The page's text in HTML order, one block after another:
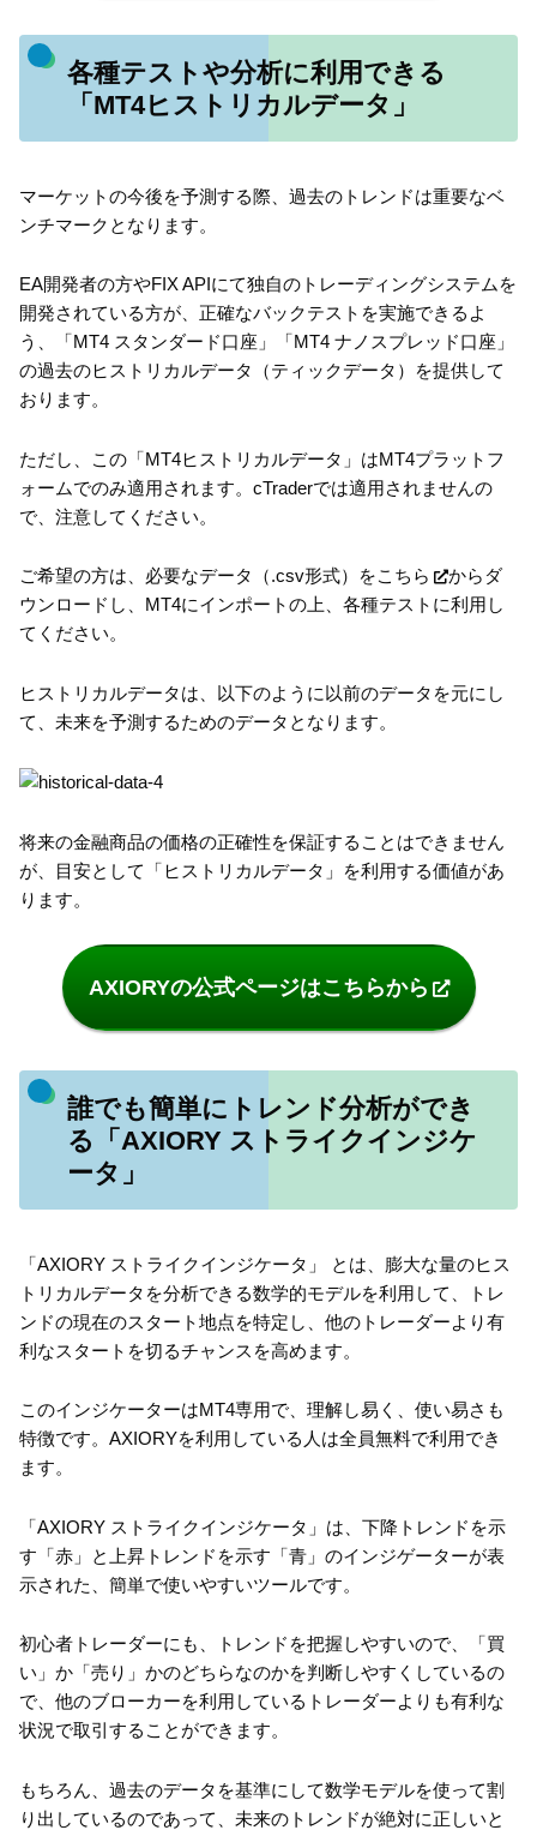
各種テストや分析に利用できる
「MT4ヒストリカルデータ」
マーケットの今後を予測する際、過去のトレンドは重要なベ
ンチマークとなります。
EA開発者の方やFIX APIにて独自のトレーディングシステムを
開発されている方が、正確なバックテストを実施できるよ
う、「MT4 スタンダード口座」「MT4 ナノスプレッド口座」
の過去のヒストリカルデータ（ティックデータ）を提供して
おります。
ただし、この「MT4ヒストリカルデータ」はMT4プラットフ
ォームでのみ適用されます。cTraderでは適用されませんの
で、注意してください。
ご希望の方は、必要なデータ（.csv形式）をこちら
からダ
ウンロードし、MT4にインポートの上、各種テストに利用し
てください。
ヒストリカルデータは、以下のように以前のデータを元にし
て、未来を予測するためのデータとなります。
将来の金融商品の価格の正確性を保証することはできません
が、目安として「ヒストリカルデータ」を利用する価値があ
ります。
AXIORYの公式ページはこちらから
誰でも簡単にトレンド分析ができ
る「AXIORY ストライクインジケ
ータ」
「AXIORY ストライクインジケータ」 とは、膨大な量のヒス
トリカルデータを分析できる数学的モデルを利用して、トレ
ンドの現在のスタート地点を特定し、他のトレーダーより有
利なスタートを切るチャンスを高めます。
このインジケーターはMT4専用で、理解し易く、使い易さも
特徴です。AXIORYを利用している人は全員無料で利用でき
ます。
「AXIORY ストライクインジケータ」は、下降トレンドを示
す「赤」と上昇トレンドを示す「青」のインジゲーターが表
示された、簡単で使いやすいツールです。
初心者トレーダーにも、トレンドを把握しやすいので、「買
い」か「売り」かのどちらなのかを判断しやすくしているの
で、他のブローカーを利用しているトレーダーよりも有利な
状況で取引することができます。
もちろん、過去のデータを基準にして数学モデルを使って割
り出しているのであって、未来のトレンドが絶対に正しいと